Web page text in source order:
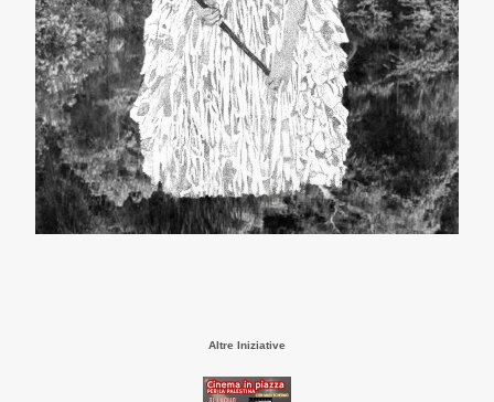
Altre Iniziative